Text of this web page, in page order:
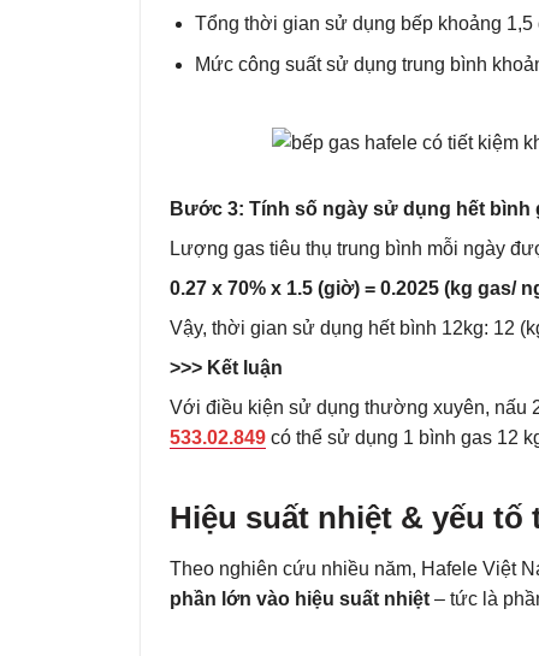
Tổng thời gian sử dụng bếp khoảng
Mức công suất sử dụng trung bình
Bước 3: Tính số ngày sử dụng hết bình
Lượng gas tiêu thụ trung bình mỗi ngày
0.27 x 70% x 1.5 (giờ) = 0.2025 (kg gas/
Vậy, thời gian sử dụng hết bình 12kg: 12
>>> Kết luận
Với điều kiện sử dụng thường xuyên, nấu
533.02.849 có thể sử dụng 1 bình gas 12
Hiệu suất nhiệt & yếu
Theo nghiên cứu nhiều năm, Hafele Việt
phần lớn vào hiệu suất nhiệt – tức là